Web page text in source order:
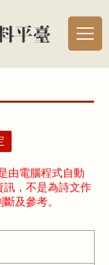
由電腦程式自動
訊，不是為詩文作
及參考。